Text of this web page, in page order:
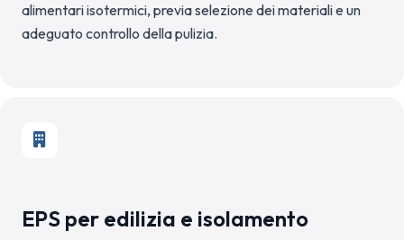
alimentari isotermici, previa selezione dei materiali e un
adeguato controllo della pulizia.
EPS per edilizia e isolamento